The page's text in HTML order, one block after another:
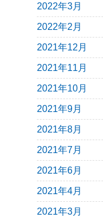
2022年3月
2022年2月
2021年12月
2021年11月
2021年10月
2021年9月
2021年8月
2021年7月
2021年6月
2021年4月
2021年3月